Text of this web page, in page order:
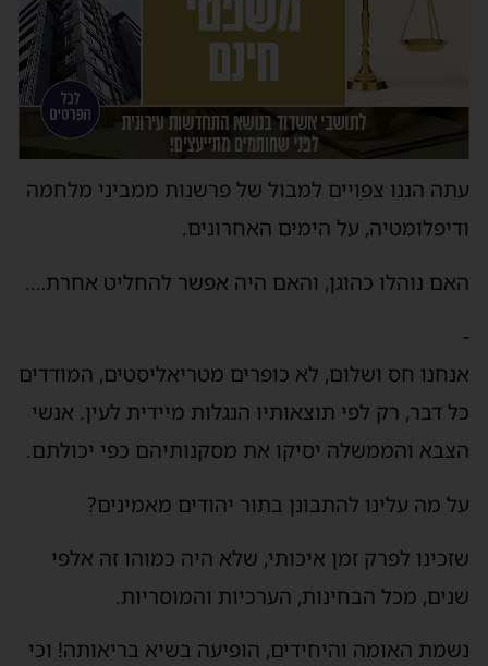
עתה הננו צפויים למבול של פרשנות ממביני מלחמה
ודיפלומטיה, על הימים האחרונים.
האם נוהלו כהוגן, והאם היה אפשר להחליט אחרת….
-
אנחנו חס ושלום, לא כופרים מטריאליסטים, המודדים
כל דבר, רק לפי תוצאותיו הנגלות מיידית לעין. אנשי
הצבא והממשלה יסיקו את מסקנותיהם כפי יכולתם.
על מה עלינו להתבונן בתור יהודים מאמינים?
שזכינו לפרק זמן איכותי, שלא היה כמוהו זה אלפי
שנים, מכל הבחינות, הערכיות והמוסריות.
נשמת האומה והיחידים, הופיעה בשיא בריאותה! וכי